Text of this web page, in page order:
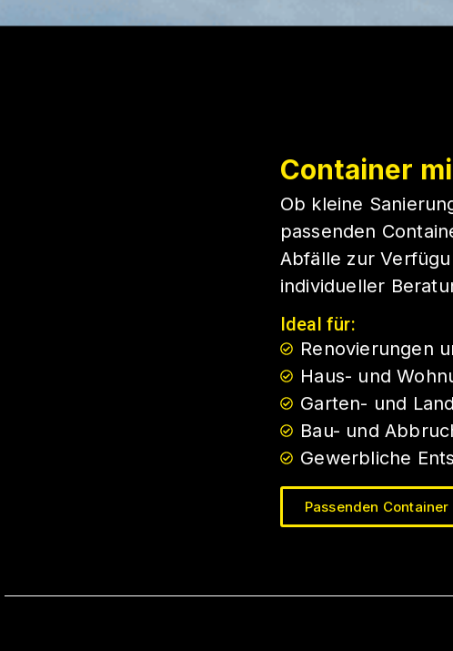
Container
Ob kleine
passenden
Abfälle zur
individueller
Ideal für:
Renovierungen
Haus- und
Garten- und
Bau- und
Gewerbliche
Passenden